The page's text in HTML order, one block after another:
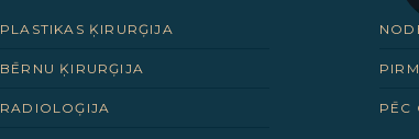
PLASTIKAS ĶIRURĢIJA
BĒRNU ĶIRURĢIJA
RADIOLOĢIJA PĒC